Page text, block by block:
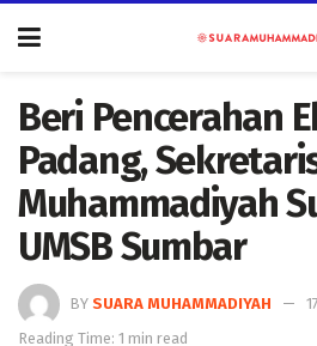
Beri Pencerahan
Padang,
Muhammadiyah
UMSB Sumbar
BY SUARA MUHAMMADIYAH
Reading Time: 1 min read